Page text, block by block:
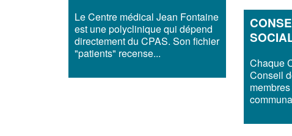
Le Centre médical Jean Fontaine
est une polyclinique qui dépend
directement du CPAS. Son fichier
"patients" recense...
Chaque
Conseil